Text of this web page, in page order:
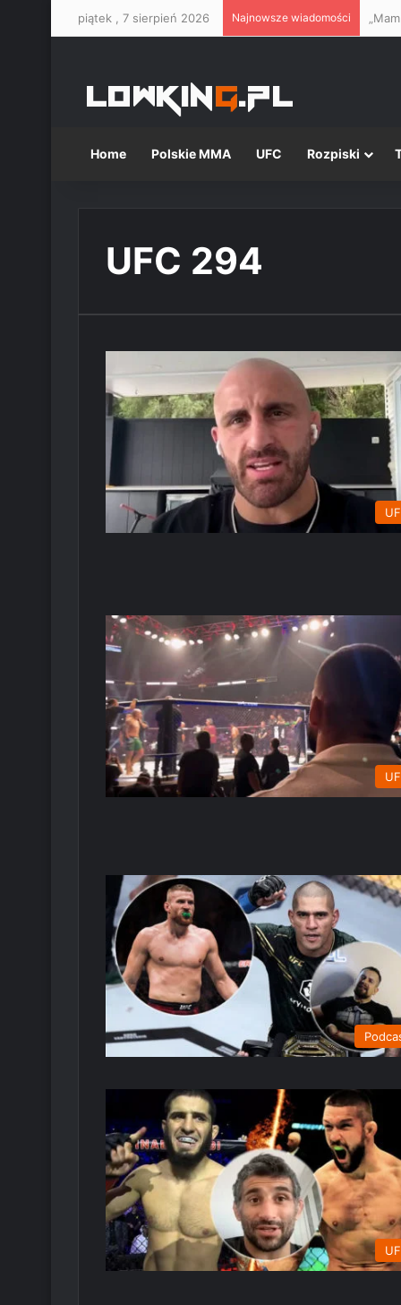
piątek , 7 sierpień 2026 Najnowsze wiadomości
Home Polskie MMA UFC Rozpiski
UFC 294